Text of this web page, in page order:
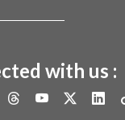
with us :